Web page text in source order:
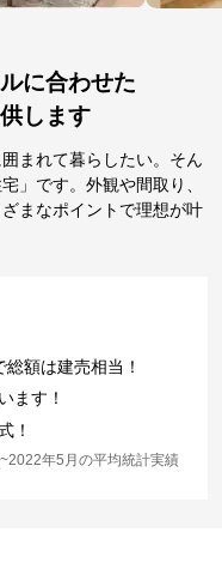
に合わせた
します
まれて暮らしたい。そん
」です。外観や間取り、
まなポイントで理想が叶
額は建売相当！
ます！
！
年5月の平均統計実績